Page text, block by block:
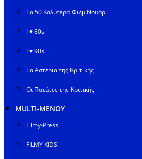
Τα 50 Καλύτερα Φιλμ Νουάρ
I ♥ 80s
I ♥ 90s
Τα Αστέρια της Κριτικής
Οι Πατάτες της Κριτικής
MULTI-ΜΕΝΟΥ
Filmy-Press
FILMY KIDS!